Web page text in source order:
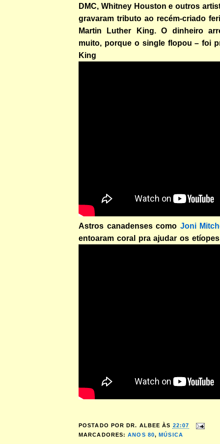
DMC, Whitney Houston e outros
gravaram tributo ao recém-criado
Martin Luther King. O dinheiro
muito, porque o single flopou – foi
King
Astros canadenses como Joni
entoaram coral pra ajudar os
POSTADO POR DR. ALBEE ÀS 22:07
MARCADORES:ANOS 80,MÚSICA